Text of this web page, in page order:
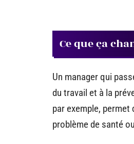
Ce que ça
Un manager qui
du travail et à la
par exemple, permet
problème de santé